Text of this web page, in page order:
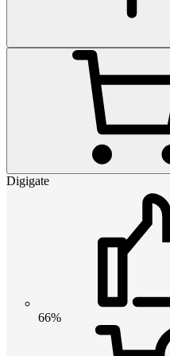
Digigate
66%